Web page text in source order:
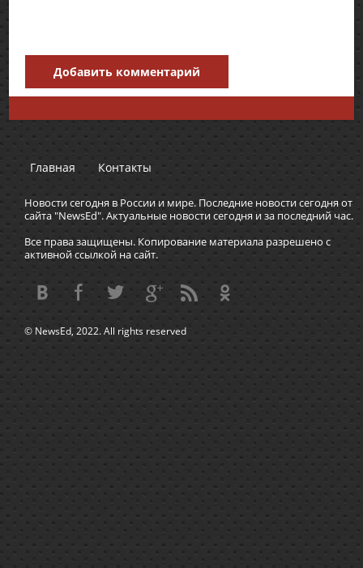
Добавить комментарий
Главная Контакты
Новости сегодня в России и мире. Последние новости сегодня от
сайта "NewsEd". Актуальные новости сегодня и за последний час.
Все права защищены. Копирование материала разрешено с
активной ссылкой на сайт.
© NewsEd, 2022. All rights reserved